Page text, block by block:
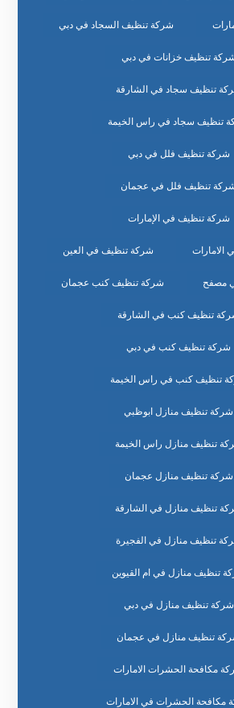
شركة تنظيف السجاد في دبي
تنظيف خزانات في دبي
تنظيف سجاد في الشارقة
تنظيف سجاد في راس الخيمة
شركة تنظيف فلل في دبي
تنظيف فلل في عجمان
شركة تنظيف في الإمارات
شركة تنظيف في العين
مصفح شركة تنظيف كنب عجمان
تنظيف كنب في الشارقة
شركة تنظيف كنب في دبي
تنظيف كنب في راس الخيمة
شركة تنظيف منازل ابوظبي
تنظيف منازل راس الخيمة
شركة تنظيف منازل عجمان
تنظيف منازل في الشارقة
تنظيف منازل في الفجيرة
تنظيف منازل في ام القيوين
شركة تنظيف منازل في دبي
تنظيف منازل في عجمان
مكافحة الحشرات الامارات
مكافحة الحشرات في الامارات